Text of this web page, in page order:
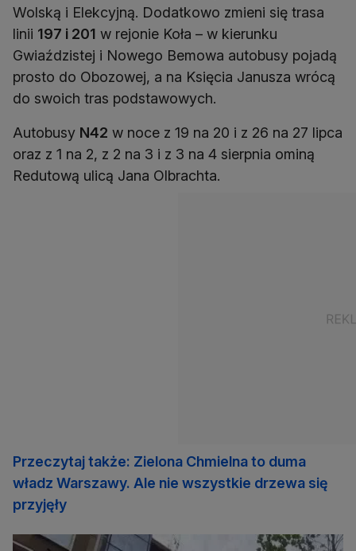
Wolską i Elekcyjną. Dodatkowo zmieni się trasa
linii 197 i 201 w rejonie Koła – w kierunku
Gwiaździstej i Nowego Bemowa autobusy pojadą
prosto do Obozowej, a na Księcia Janusza wrócą
do swoich tras podstawowych.
Autobusy N42 w noce z 19 na 20 i z 26 na 27 lipca
oraz z 1 na 2, z 2 na 3 i z 3 na 4 sierpnia ominą
Redutową ulicą Jana Olbrachta.
Przeczytaj także: Zielona Chmielna to duma
władz Warszawy. Ale nie wszystkie drzewa się
przyjęły